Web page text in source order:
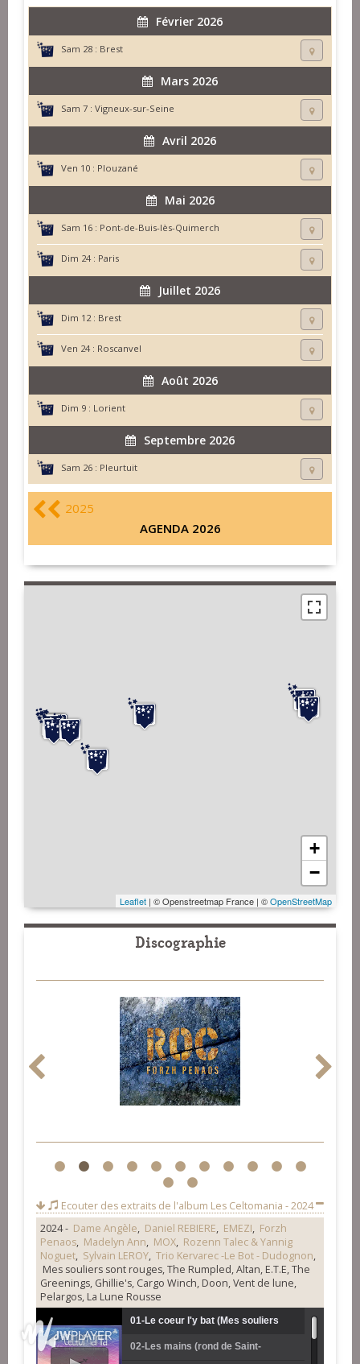
Février 2026
Sam 28 : Brest
Mars 2026
Sam 7 : Vigneux-sur-Seine
Avril 2026
Ven 10 : Plouzané
Mai 2026
Sam 16 : Pont-de-Buis-lès-Quimerch
Dim 24 : Paris
Juillet 2026
Dim 12 : Brest
Ven 24 : Roscanvel
Août 2026
Dim 9 : Lorient
Septembre 2026
Sam 26 : Pleurtuit
2025
AGENDA 2026
+
−
Leaflet | © Openstreetmap France | ©OpenStreetMap
Discographie
1 2 3 4 5 6 7 8 9 10
11
12
13
Ecouter des extraits de l'album Les Celtomania - 2024
2024 - Dame Angèle, Daniel REBIERE, EMEZI, Forzh
Penaos, Madelyn Ann, MOX, Rozenn Talec & Yannig
Noguet, Sylvain LEROY, Trio Kervarec -Le Bot - Dudognon,
Mes souliers sont rouges, The Rumpled, Altan, E.T.E, The
Greenings, Ghillie's, Cargo Winch, Doon, Vent de lune,
Pelargos, La Lune Rousse
01-Le coeur l'y bat (Mes souliers
sont rouges)
02-Les mains (rond de Saint-